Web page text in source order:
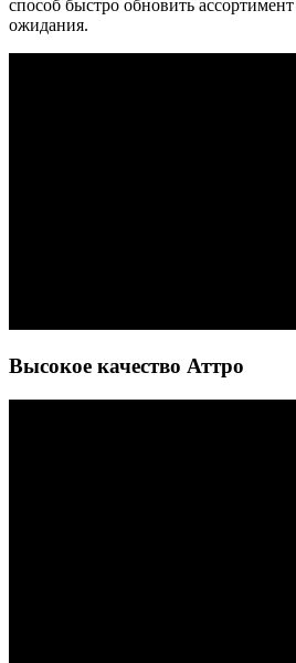
способ быстро обновить
ожидания.
Высокое качество Аттро